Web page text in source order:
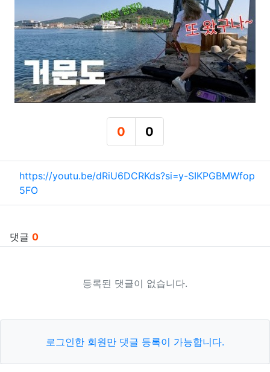
0
추천
0
비추천
관련자료
https://youtu.be/dRiU6DCRKds?si=y-SIKPGBMWfop
5FO
댓글 0
등록된 댓글이 없습니다.
로그인한 회원만 댓글 등록이 가능합니다.